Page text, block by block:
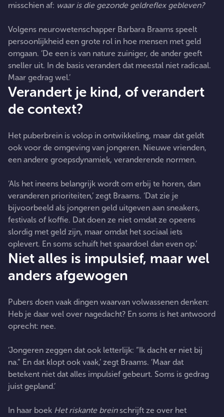
misschien af: waar is die gezonde geldreflex gebleven?
Volgens neurowetenschapper Barbara Braams speelt
persoonlijkheid een grote rol in hoe mensen met geld
omgaan. ‘De een is van nature zuiniger, de ander geeft
sneller uit. In de basis verandert dat meestal niet radicaal.
Maar gedrag wel.’
Verandert je kind, of verandert
de context?
Het puberbrein is volop in ontwikkeling, maar dat geldt
ook voor de omgeving van jongeren. Nieuwe vrienden,
een andere groepsdynamiek, veranderende normen.
‘Als het ineens belangrijk wordt om erbij te horen, dan
veranderen prioriteiten,’ zegt Braams. ‘Dat zie je
bijvoorbeeld als jongeren geld uitgeven aan sneakers,
festivals of koffie. Dat doen ze niet omdat ze opeens
slordig met geld zijn, maar omdat het sociaal iets
oplevert. En soms schuift het spaardoel dan even op.’
Niet alles is impulsief, maar wel
anders afgewogen
Pubers doen vaak dingen waarvan volwassenen denken:
Heb je daar wel over nagedacht? En soms is het antwoord
oprecht: nee.
‘Jongeren zeggen dat ook letterlijk: “Ik dacht er niet bij
na.” En dat klopt ook vaak,’ zegt Braams. ‘Maar dat
betekent niet dat alles impulsief gebeurt. Soms is gedrag
juist gepland.’
In haar boek Het riskante breinschrijft ze over het